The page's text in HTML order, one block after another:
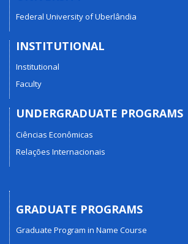
Federal University of Uberlândia
INSTITUTIONAL
Institutional
Faculty
UNDERGRADUATE PROGRAMS
Ciências Econômicas
Relações Internacionais
GRADUATE PROGRAMS
Graduate Program in Name Course